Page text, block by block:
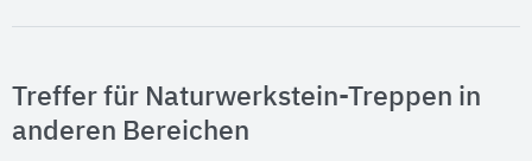
Treffer für Naturwerkstein-Treppen in
anderen Bereichen